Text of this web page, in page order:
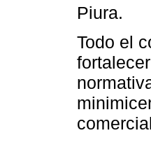
Piura.
Todo el